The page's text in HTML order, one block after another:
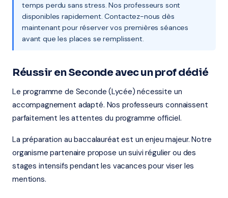
temps perdu sans stress. Nos professeurs sont
disponibles rapidement. Contactez-nous dès
maintenant pour réserver vos premières séances
avant que les places se remplissent.
Réussir en Seconde avec un prof dédié
Le programme de Seconde (Lycée) nécessite un
accompagnement adapté. Nos professeurs connaissent
parfaitement les attentes du programme officiel.
La préparation au baccalauréat est un enjeu majeur. Notre
organisme partenaire propose un suivi régulier ou des
stages intensifs pendant les vacances pour viser les
mentions.